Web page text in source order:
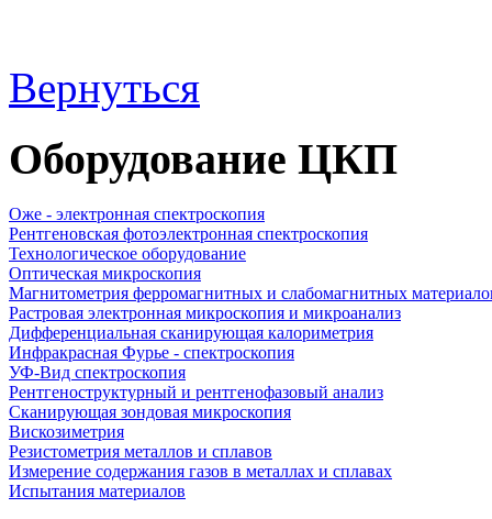
Вернуться
Оборудование ЦКП
Оже - электронная спектроскопия
Рентгеновская фотоэлектронная спектроскопия
Технологическое оборудование
Оптическая микроскопия
Магнитометрия ферромагнитных и слабомагнитных
Растровая электронная микроскопия и микроанализ
Дифференциальная сканирующая калориметрия
Инфракрасная Фурье - спектроскопия
УФ-Вид спектроскопия
Рентгеноструктурный и рентгенофазовый анализ
Сканирующая зондовая микроскопия
Вискозиметрия
Резистометрия металлов и сплавов
Измерение содержания газов в металлах и сплавах
Испытания материалов